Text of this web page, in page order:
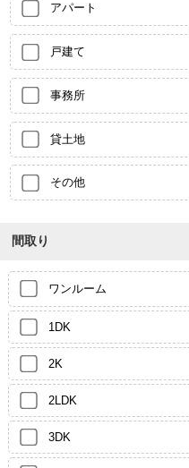
アパート
戸建て
事務所
貸土地
その他
間取り
ワンルーム
1DK
2K
2LDK
3DK